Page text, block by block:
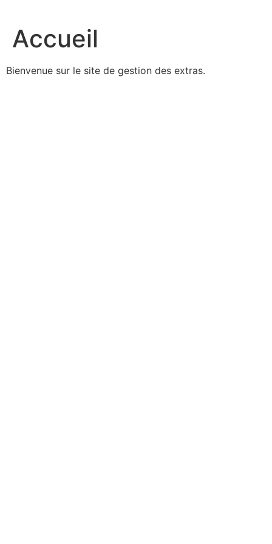
Accueil
Bienvenue sur le site de gestion des extras.